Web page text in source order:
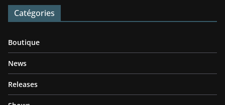
t
c
Catégories
Boutique
News
Releases